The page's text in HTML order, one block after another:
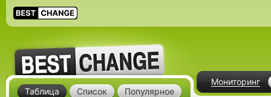
Мониторинг
Таблица Список Популярное